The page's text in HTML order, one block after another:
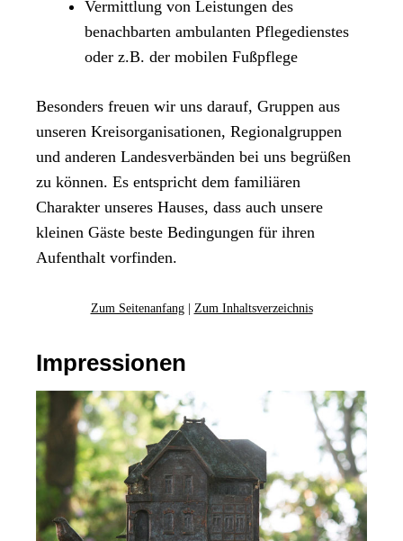
Vermittlung von Leistungen des
benachbarten ambulanten Pflegedienstes
oder z.B. der mobilen Fußpflege
Besonders freuen wir uns darauf, Gruppen aus
unseren Kreisorganisationen, Regionalgruppen
und anderen Landesverbänden bei uns begrüßen
zu können. Es entspricht dem familiären
Charakter unseres Hauses, dass auch unsere
kleinen Gäste beste Bedingungen für ihren
Aufenthalt vorfinden.
Zum Seitenanfang| Zum Inhaltsverzeichnis
Impressionen